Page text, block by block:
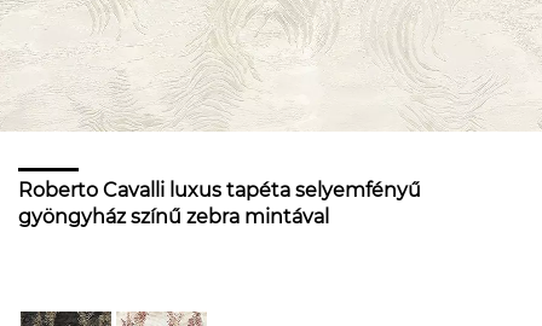
Roberto Cavalli luxus tapéta selyemfényű
gyöngyház színű zebra mintával